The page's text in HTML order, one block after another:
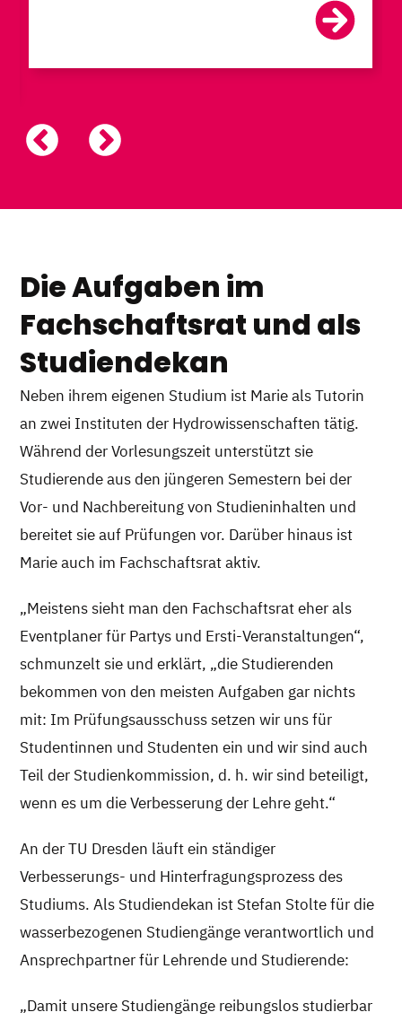
Die Aufgaben im
Fachschaftsrat und als
Studiendekan
Neben ihrem eigenen Studium ist Marie als Tutorin
an zwei Instituten der Hydrowissenschaften tätig.
Während der Vorlesungszeit unterstützt sie
Studierende aus den jüngeren Semestern bei der
Vor- und Nachbereitung von Studieninhalten und
bereitet sie auf Prüfungen vor. Darüber hinaus ist
Marie auch im Fachschaftsrat aktiv.
„Meistens sieht man den Fachschaftsrat eher als
Eventplaner für Partys und Ersti-Veranstaltungen“,
schmunzelt sie und erklärt, „die Studierenden
bekommen von den meisten Aufgaben gar nichts
mit: Im Prüfungsausschuss setzen wir uns für
Studentinnen und Studenten ein und wir sind auch
Teil der Studienkommission, d. h. wir sind beteiligt,
wenn es um die Verbesserung der Lehre geht.“
An der TU Dresden läuft ein ständiger
Verbesserungs- und Hinterfragungsprozess des
Studiums. Als Studiendekan ist Stefan Stolte für die
wasserbezogenen Studiengänge verantwortlich und
Ansprechpartner für Lehrende und Studierende:
„Damit unsere Studiengänge reibungslos studierbar